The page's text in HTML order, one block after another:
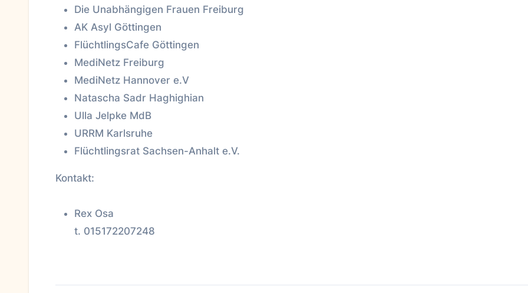
Die Unabhängigen Frauen Freiburg
AK Asyl Göttingen
FlüchtlingsCafe Göttingen
MediNetz Freiburg
MediNetz Hannover e.V
Natascha Sadr Haghighian
Ulla Jelpke MdB
URRM Karlsruhe
Flüchtlingsrat Sachsen-Anhalt e.V.
Kontakt:
Rex Osa
t. 015172207248